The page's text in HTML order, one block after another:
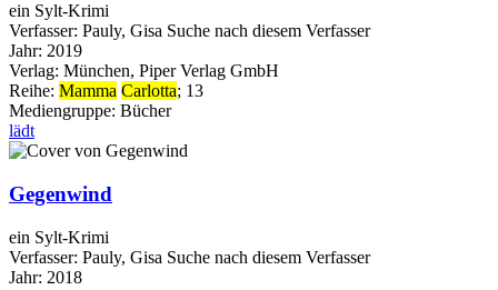
ein Sylt-Krimi
Verfasser: Pauly, Gisa Suche nach diesem Verfasser
Jahr: 2019
Verlag: München, Piper Verlag GmbH
Reihe: Mamma Carlotta; 13
Mediengruppe: Bücher
lädt
Gegenwind
ein Sylt-Krimi
Verfasser: Pauly, Gisa Suche nach diesem Verfasser
Jahr: 2018